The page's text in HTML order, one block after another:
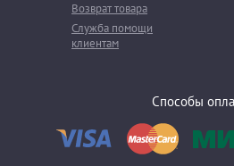
Возврат товара
Служба помощи
клиентам
Способы